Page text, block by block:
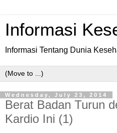
Informasi
Informasi Tentang Dunia
Wednesday, July 23, 2014
Berat Badan Turun
Kardio Ini (1)